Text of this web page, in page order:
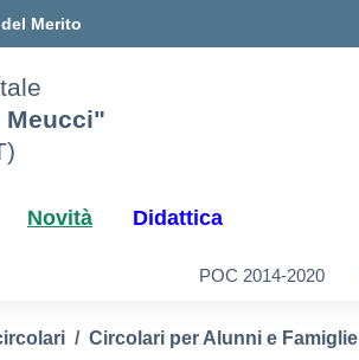
Merito
Novità Didattica
POC 2014-2020
Circolari per Alunni e Famiglie